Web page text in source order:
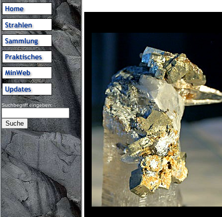
Suchbegriff eingeben: